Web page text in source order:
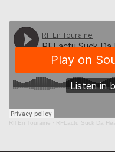
Rfl En Touraine RFLactu Suck Da